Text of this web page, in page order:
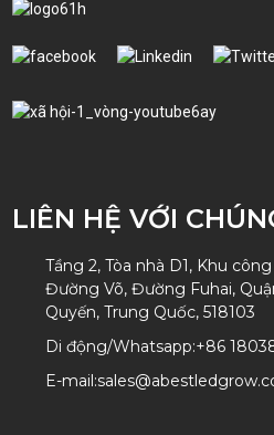
LIÊN HỆ VỚI
Tầng 2, Tòa nhà D1, Khu
Đường Võ, Đường Fuhai,
Quyến, Trung Quốc, 518103
Di động/Whatsapp:+86
E-mail: